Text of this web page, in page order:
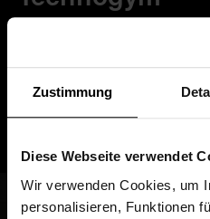
Zustimmung
Diese Webseite verwendet
Wir verwenden Cookies, um
personalisieren, Funktionen
Stáhněte si aplikaci
přístup k programům
trénink na zařízení